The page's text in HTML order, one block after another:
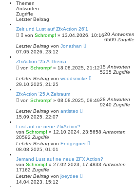
Themen
Antworten
Zugriffe
Letzter Beitrag
Zeit und Lust auf ZfxAction 26'1
von Schrompf » 13.04.2026, 10:1620 Antworten
6509 Zugriffe
Letzter Beitrag von Jonathan
07.05.2026, 23:12
ZfxAction '25 A Thema
von Schrompf » 18.08.2025, 21:1215 Antworten
5235 Zugriffe
Letzter Beitrag von woodsmoke
29.10.2025, 21:25
ZfxAction '25 A Zeitraum
von Schrompf » 08.08.2025, 09:4928 Antworten
9240 Zugriffe
Letzter Beitrag von antisteo
15.09.2025, 22:07
Lust auf ne neue ZfxAction?
von Schrompf » 12.10.2024, 23:5658 Antworten
20592 Zugriffe
Letzter Beitrag von Endgegner
08.08.2025, 01:01
Jemand Lust auf ne neue ZFX Action?
von Schrompf » 27.02.2023, 17:4833 Antworten
17162 Zugriffe
Letzter Beitrag von joeydee
14.04.2023, 15:12